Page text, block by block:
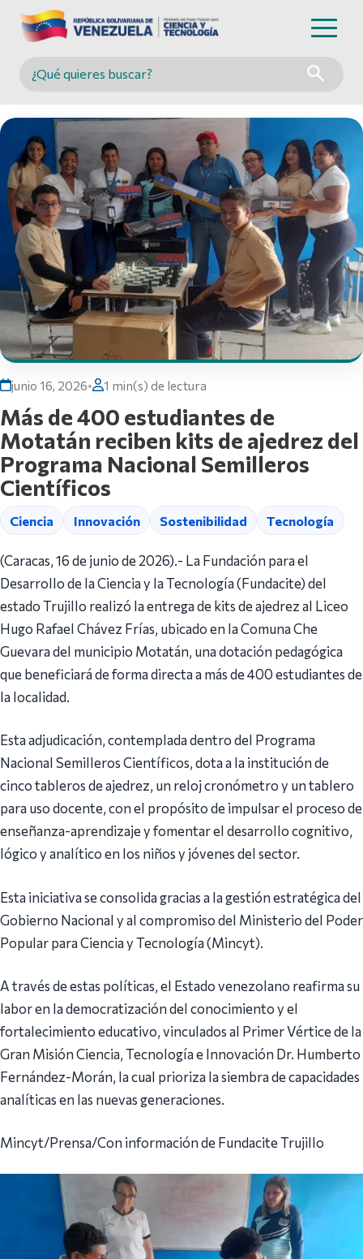
Buscar en MINCYT
junio 16, 2026• 1 min(s) de lectura
Más de 400 estudiantes de
Motatán reciben kits de ajedrez del
Programa Nacional Semilleros
Científicos
Ciencia Innovación Sostenibilidad Tecnología
(Caracas, 16 de junio de 2026).- La Fundación para el
Desarrollo de la Ciencia y la Tecnología (Fundacite) del
estado Trujillo realizó la entrega de kits de ajedrez al Liceo
Hugo Rafael Chávez Frías, ubicado en la Comuna Che
Guevara del municipio Motatán, una dotación pedagógica
que beneficiará de forma directa a más de 400 estudiantes de
la localidad.
Esta adjudicación, contemplada dentro del Programa
Nacional Semilleros Científicos, dota a la institución de
cinco tableros de ajedrez, un reloj cronómetro y un tablero
para uso docente, con el propósito de impulsar el proceso de
enseñanza-aprendizaje y fomentar el desarrollo cognitivo,
lógico y analítico en los niños y jóvenes del sector.
Esta iniciativa se consolida gracias a la gestión estratégica del
Gobierno Nacional y al compromiso del Ministerio del Poder
Popular para Ciencia y Tecnología (Mincyt).
A través de estas políticas, el Estado venezolano reafirma su
labor en la democratización del conocimiento y el
fortalecimiento educativo, vinculados al Primer Vértice de la
Gran Misión Ciencia, Tecnología e Innovación Dr. Humberto
Fernández-Morán, la cual prioriza la siembra de capacidades
analíticas en las nuevas generaciones.
Mincyt/Prensa/Con información de Fundacite Trujillo